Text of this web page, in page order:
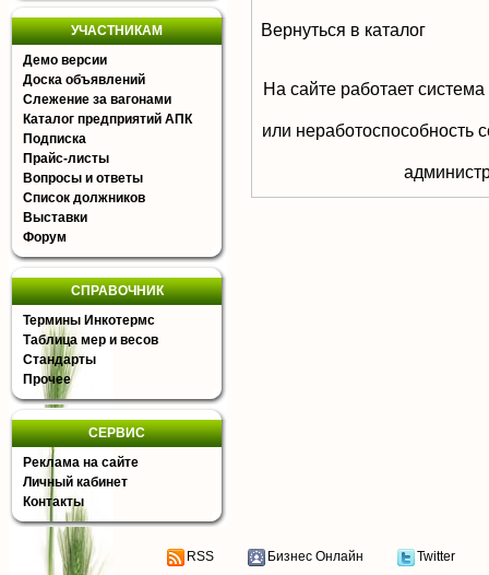
УЧАСТНИКАМ
Демо версии
Доска объявлений
Слежение за вагонами
Каталог предприятий АПК
Подписка
Прайс-листы
Вопросы и ответы
Список должников
Выставки
Форум
СПРАВОЧНИК
Термины Инкотермс
Таблица мер и весов
Стандарты
Прочее
СЕРВИС
Реклама на сайте
Личный кабинет
Контакты
Вернуться в каталог
На сайте работает
или неработоспособность
RSS Бизнес Онлайн Twitter